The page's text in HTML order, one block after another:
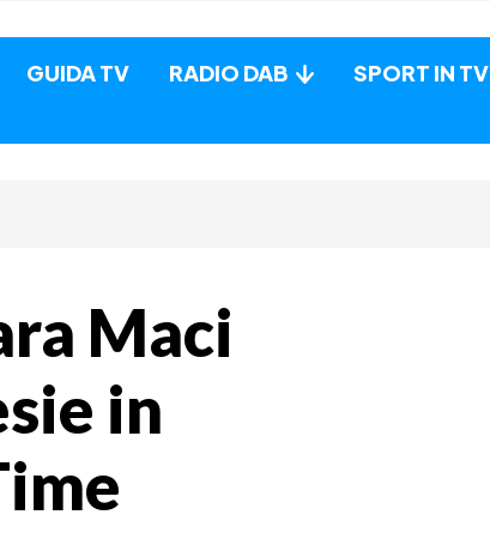
GUIDA TV RADIO DAB SPORT IN TV
Maci
in